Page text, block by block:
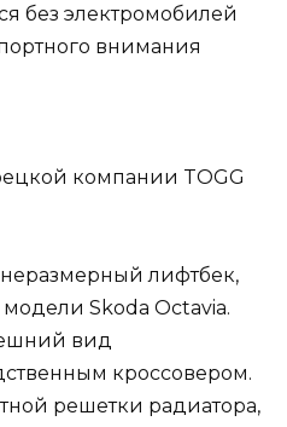
без электромобилей
внимания
лифтбек,
Skoda Octavia.
вид
кроссовером.
решетки радиатора,